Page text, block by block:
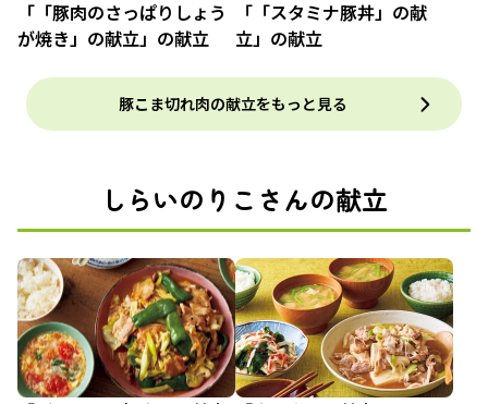
「「豚肉のさっぱりしょう
が焼き」の献立」の献立
「「スタミナ豚丼」の献
立」の献立
豚こま切れ肉の献立をもっと見る
しらいのりこさんの献立